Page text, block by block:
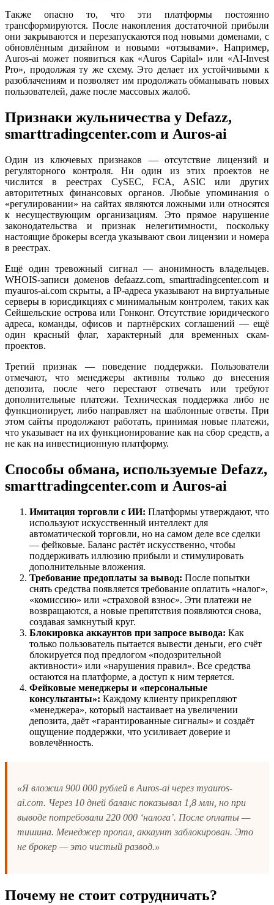
Также опасно то, что эти платформы постоянно
трансформируются. После накопления достаточной прибыли
они закрываются и перезапускаются под новыми доменами, с
обновлённым дизайном и новыми «отзывами». Например,
Auros-ai может появиться как «Auros Capital» или «AI-Invest
Pro», продолжая ту же схему. Это делает их устойчивыми к
разоблачениям и позволяет им продолжать обманывать новых
пользователей, даже после массовых жалоб.
Признаки жульничества у Defazz,
smarttradingcenter.com и Auros-ai
Один из ключевых признаков — отсутствие лицензий и
регуляторного контроля. Ни один из этих проектов не
числится в реестрах CySEC, FCA, ASIC или других
авторитетных финансовых органов. Любые упоминания о
«регулировании» на сайтах являются ложными или относятся
к несуществующим организациям. Это прямое нарушение
законодательства и признак нелегитимности, поскольку
настоящие брокеры всегда указывают свои лицензии и номера
в реестрах.
Ещё один тревожный сигнал — анонимность владельцев.
WHOIS-записи доменов defaazz.com, smarttradingcenter.com и
myauros-ai.com скрыты, а IP-адреса указывают на виртуальные
серверы в юрисдикциях с минимальным контролем, таких как
Сейшельские острова или Гонконг. Отсутствие юридического
адреса, команды, офисов и партнёрских соглашений — ещё
один красный флаг, характерный для временных скам-
проектов.
Третий признак — поведение поддержки. Пользователи
отмечают, что менеджеры активны только до внесения
депозита, после чего перестают отвечать или требуют
дополнительные платежи. Техническая поддержка либо не
функционирует, либо направляет на шаблонные ответы. При
этом сайты продолжают работать, принимая новые платежи,
что указывает на их функционирование как на сбор средств, а
не как на инвестиционную платформу.
Способы обмана, используемые Defazz,
smarttradingcenter.com и Auros-ai
Имитация торговли с ИИ: Платформы утверждают, что
используют искусственный интеллект для
автоматической торговли, но на самом деле все сделки
— фейковые. Баланс растёт искусственно, чтобы
поддерживать иллюзию прибыли и стимулировать
дополнительные вложения.
Требование предоплаты за вывод: После попытки
снять средства появляется требование оплатить «налог»,
«комиссию» или «страховой взнос». Эти платежи не
возвращаются, а новые препятствия появляются снова,
создавая замкнутый круг.
Блокировка аккаунтов при запросе вывода: Как
только пользователь пытается вывести деньги, его счёт
блокируется под предлогом «подозрительной
активности» или «нарушения правил». Все средства
остаются на платформе, а доступ к ним теряется.
Фейковые менеджеры и «персональные
консультанты»: Каждому клиенту прикрепляют
«менеджера», который настаивает на увеличении
депозита, даёт «гарантированные сигналы» и создаёт
ощущение поддержки, что усиливает доверие и
вовлечённость.
«Я вложил 900 000 рублей в Auros-ai через myauros-
ai.com. Через 10 дней баланс показывал 1,8 млн, но при
выводе потребовали 220 000 ‘налога’. После оплаты —
тишина. Менеджер пропал, аккаунт заблокирован. Это
не брокер — это чистый развод.»
Почему не стоит сотрудничать?